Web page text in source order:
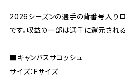
2026シーズンの選手の背番号入りロ
です。収益の一部は選手に還元される
■キャンバスサコッシュ
サイズ：Fサイズ